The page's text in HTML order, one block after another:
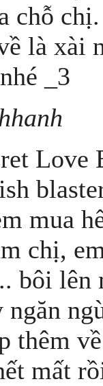
chỗ
là xài
_3
mua
chị,
bôi lên
ngăn
thêm
mất